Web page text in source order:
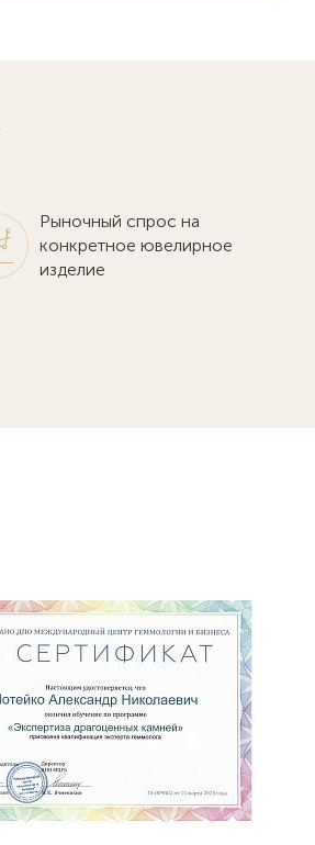
Рыночный спрос на
конкретное ювелирное
изделие